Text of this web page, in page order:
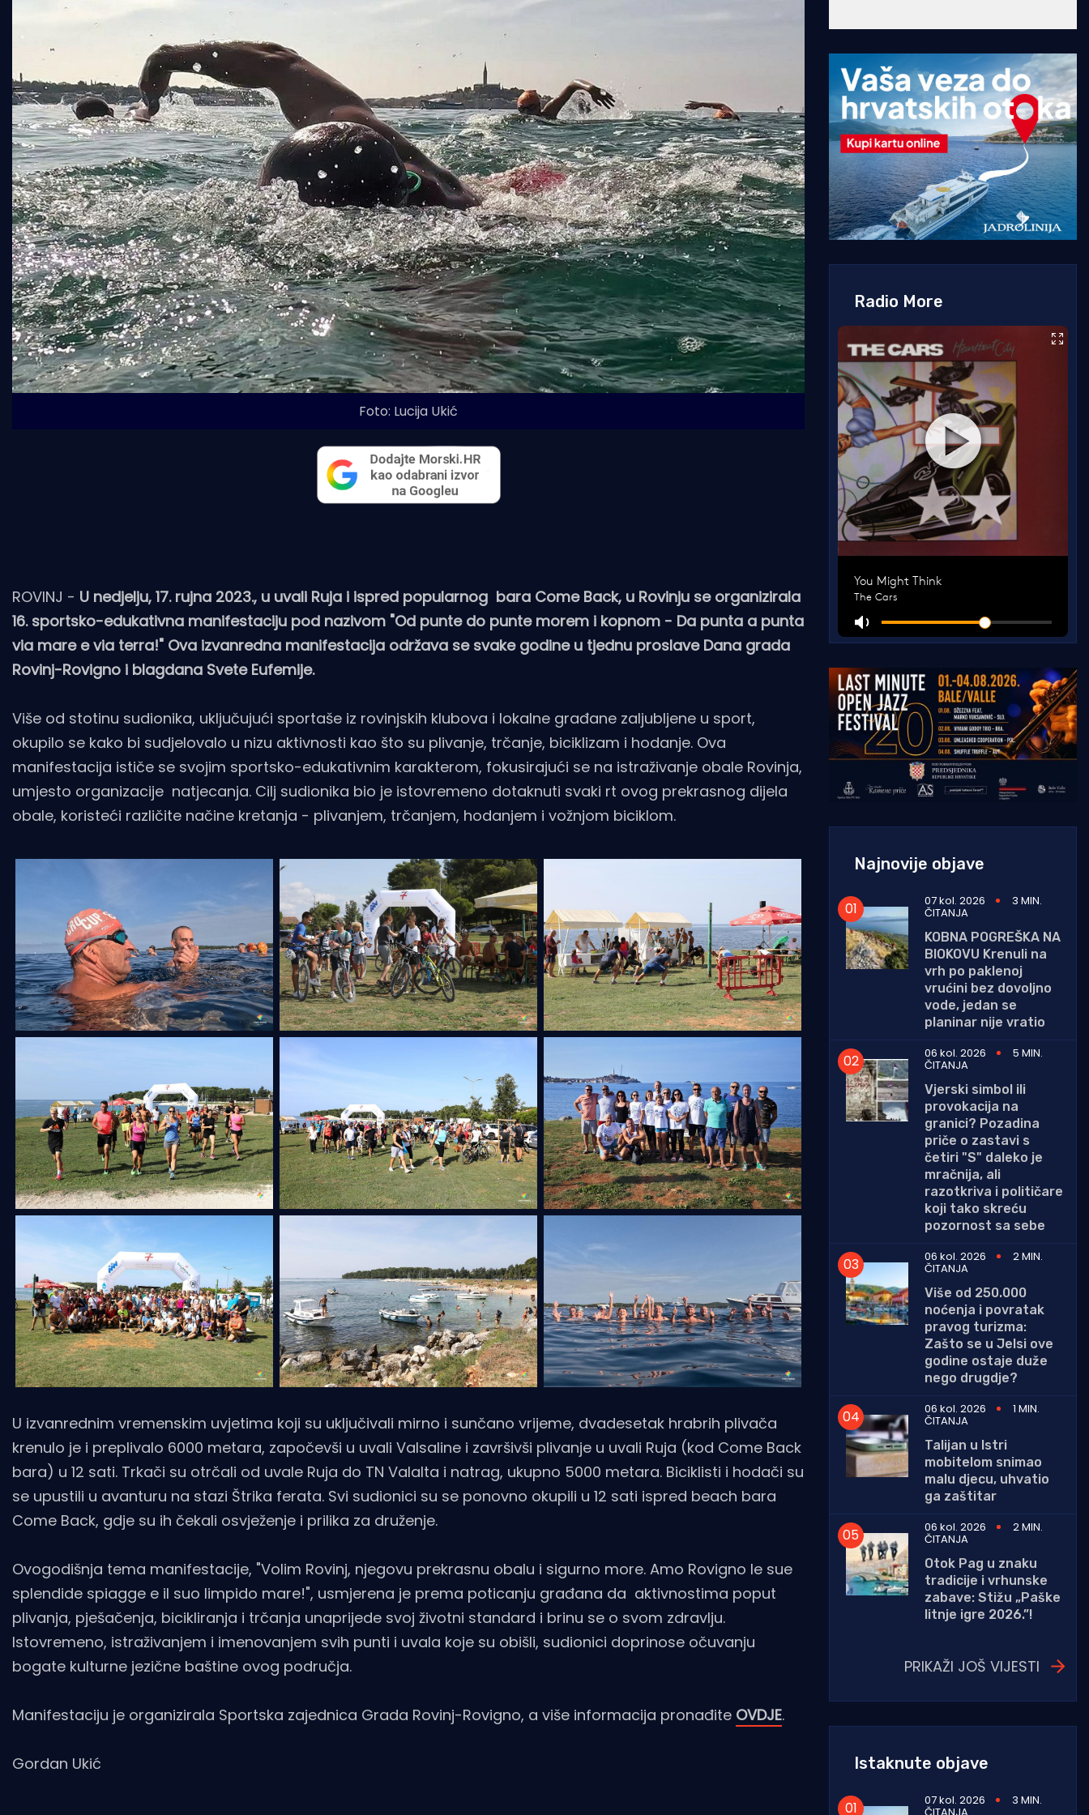
Foto: Lucija Ukić
ROVINJ - U nedjelju, 17. rujna 2023., u uvali Ruja i ispred popularnog bara Come Back, u Rovinju se organizirala
16. sportsko-edukativna manifestaciju pod nazivom "Od punte do punte morem i kopnom - Da punta a punta
via mare e via terra!" Ova izvanredna manifestacija održava se svake godine u tjednu proslave Dana grada
Rovinj-Rovigno i blagdana Svete Eufemije.
Više od stotinu sudionika, uključujući sportaše iz rovinjskih klubova i lokalne građane zaljubljene u sport,
okupilo se kako bi sudjelovalo u nizu aktivnosti kao što su plivanje, trčanje, biciklizam i hodanje. Ova
manifestacija ističe se svojim sportsko-edukativnim karakterom, fokusirajući se na istraživanje obale Rovinja,
umjesto organizacije natjecanja. Cilj sudionika bio je istovremeno dotaknuti svaki rt ovog prekrasnog dijela
obale, koristeći različite načine kretanja - plivanjem, trčanjem, hodanjem i vožnjom biciklom.
U izvanrednim vremenskim uvjetima koji su uključivali mirno i sunčano vrijeme, dvadesetak hrabrih plivača
krenulo je i preplivalo 6000 metara, započevši u uvali Valsaline i završivši plivanje u uvali Ruja (kod Come Back
bara) u 12 sati. Trkači su otrčali od uvale Ruja do TN Valalta i natrag, ukupno 5000 metara. Biciklisti i hodači su
se upustili u avanturu na stazi Štrika ferata. Svi sudionici su se ponovno okupili u 12 sati ispred beach bara
Come Back, gdje su ih čekali osvježenje i prilika za druženje.
Ovogodišnja tema manifestacije, "Volim Rovinj, njegovu prekrasnu obalu i sigurno more. Amo Rovigno le sue
splendide spiagge e il suo limpido mare!", usmjerena je prema poticanju građana da aktivnostima poput
plivanja, pješačenja, bicikliranja i trčanja unaprijede svoj životni standard i brinu se o svom zdravlju.
Istovremeno, istraživanjem i imenovanjem svih punti i uvala koje su obišli, sudionici doprinose očuvanju
bogate kulturne jezične baštine ovog područja.
Manifestaciju je organizirala Sportska zajednica Grada Rovinj-Rovigno, a više informacija pronađite OVDJE.
Gordan Ukić
Radio More
Najnovije objave
07 kol. 2026 3 MIN.
ČITANJA
KOBNA POGREŠKA NA
BIOKOVU Krenuli na
vrh po paklenoj
vrućini bez dovoljno
vode, jedan se
planinar nije vratio
06 kol. 2026
5 MIN.
ČITANJA
Vjerski simbol ili
provokacija na
granici? Pozadina
priče o zastavi s
četiri "S" daleko je
mračnija, ali
razotkriva i političare
koji tako skreću
pozornost sa sebe
06 kol. 2026
2 MIN.
ČITANJA
Više od 250.000
noćenja i povratak
pravog turizma:
Zašto se u Jelsi ove
godine ostaje duže
nego drugdje?
06 kol. 2026
1 MIN.
ČITANJA
Talijan u Istri
mobitelom snimao
malu djecu, uhvatio
ga zaštitar
06 kol. 2026
2 MIN.
ČITANJA
Otok Pag u znaku
tradicije i vrhunske
zabave: Stižu „Paške
litnje igre 2026.”!
PRIKAŽI JOŠ VIJESTI
Istaknute objave
07 kol. 2026 3 MIN.
ČITANJA